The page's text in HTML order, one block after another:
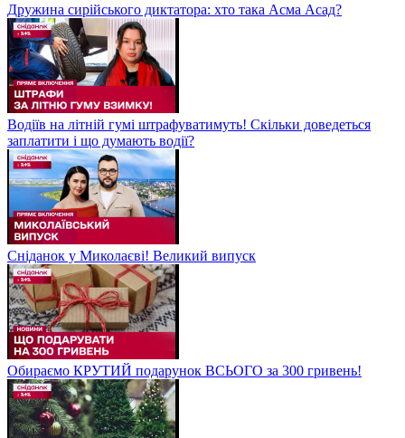
Дружина сирійського диктатора: хто така Асма Асад?
Водіїв на літній гумі штрафуватимуть! Скільки доведеться
заплатити і що думають водії?
Сніданок у Миколаєві! Великий випуск
Обираємо КРУТИЙ подарунок ВСЬОГО за 300 гривень!